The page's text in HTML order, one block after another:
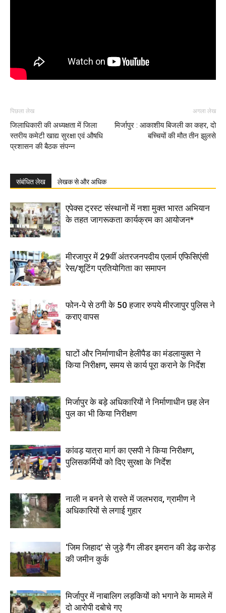
पिछला लेख
जिलाधिकारी की अध्यक्षता में जिला
स्तरीय कमेटी खाद्य सुरक्षा एवं औषधि
प्रशासन की बैठक संपन्न
अगला लेख
मिर्जापुर : आकाशीय बिजली का कहर, दो
बच्चियों की मौत तीन झुलसे
संबंधित लेख लेखक से और अधिक
एपेक्स ट्रस्ट संस्थानों में नशा मुक्त भारत अभियान
के तहत जागरूकता कार्यक्रम का आयोजन*
मीरजापुर में 29वीं अंतरजनपदीय एलार्म एफिसिएंसी
रेस/शूटिंग प्रतियोगिता का समापन
फोन-पे से ठगी के 50 हजार रुपये मीरजापुर पुलिस ने
कराए वापस
घाटों और निर्माणाधीन हेलीपैड का मंडलायुक्त ने
किया निरीक्षण, समय से कार्य पूरा कराने के निर्देश
मिर्जापुर के बड़े अधिकारियों ने निर्माणाधीन छह लेन
पुल का भी किया निरीक्षण
कांवड़ यात्रा मार्ग का एसपी ने किया निरीक्षण,
पुलिसकर्मियों को दिए सुरक्षा के निर्देश
नाली न बनने से रास्ते में जलभराव, ग्रामीण ने
अधिकारियों से लगाई गुहार
‘जिम जिहाद’ से जुड़े गैंग लीडर इमरान की डेढ़ करोड़
की जमीन कुर्क
मिर्जापुर में नाबालिग लड़कियों को भगाने के मामले में
दो आरोपी दबोचे गए